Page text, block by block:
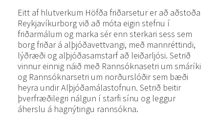
Eitt af hlutverkum Höfða friðarsetur er að aðstoða
Reykjavíkurborg við að móta eigin stefnu í
friðarmálum og marka sér enn sterkari sess sem
borg friðar á alþjóðavettvangi, með mannréttindi,
lýðræði og alþjóðasamstarf að leiðarljósi. Setrið
vinnur einnig náið með Rannsóknasetri um smáríki
og Rannsóknarsetri um norðurslóðir sem bæði
heyra undir Alþjóðamálastofnun. Setrið beitir
þverfræðilegri nálgun í starfi sínu og leggur
áherslu á hagnýtingu rannsókna.